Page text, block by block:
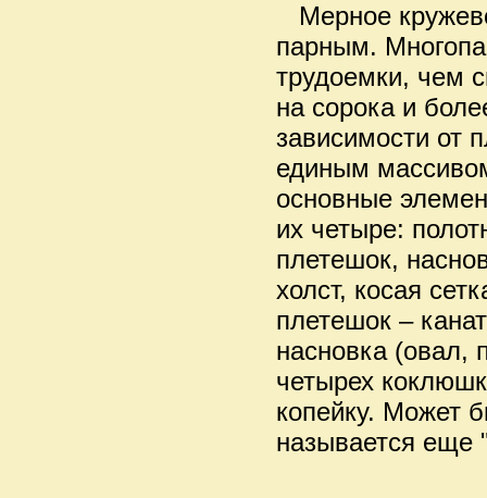
Мерное
парным.
трудоемки, чем
на сорока и
зависимости от
единым
основные
их четыре:
плетешок,
холст, косая
плетешок –
насновка (овал,
четырех
копейку. Может
называется еще